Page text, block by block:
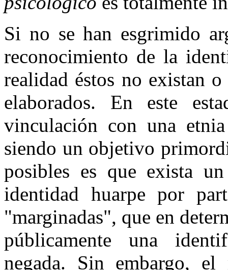
Si no se han esgrimido
reconocimiento de la
realidad éstos no existan
elaborados. En este
vinculación con una
siendo un objetivo
posibles es que exista
identidad huarpe por
"marginadas", que en
públicamente una
negada. Sin embargo,